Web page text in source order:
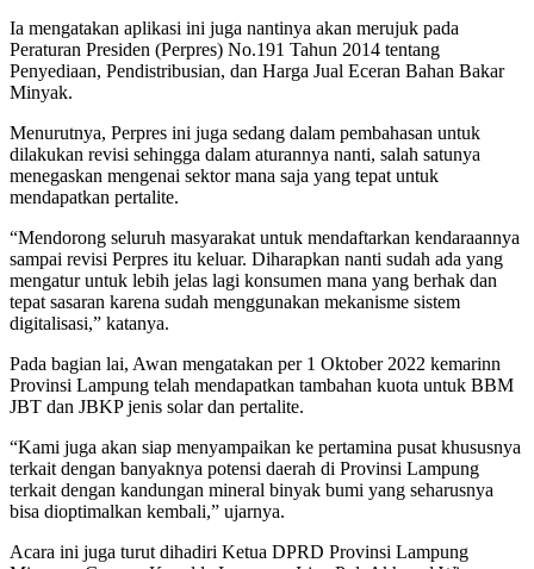
Ia mengatakan aplikasi ini juga nantinya akan merujuk pada
Peraturan Presiden (Perpres) No.191 Tahun 2014 tentang
Penyediaan, Pendistribusian, dan Harga Jual Eceran Bahan Bakar
Minyak.
Menurutnya, Perpres ini juga sedang dalam pembahasan untuk
dilakukan revisi sehingga dalam aturannya nanti, salah satunya
menegaskan mengenai sektor mana saja yang tepat untuk
mendapatkan pertalite.
“Mendorong seluruh masyarakat untuk mendaftarkan kendaraannya
sampai revisi Perpres itu keluar. Diharapkan nanti sudah ada yang
mengatur untuk lebih jelas lagi konsumen mana yang berhak dan
tepat sasaran karena sudah menggunakan mekanisme sistem
digitalisasi,” katanya.
Pada bagian lai, Awan mengatakan per 1 Oktober 2022 kemarinn
Provinsi Lampung telah mendapatkan tambahan kuota untuk BBM
JBT dan JBKP jenis solar dan pertalite.
“Kami juga akan siap menyampaikan ke pertamina pusat khususnya
terkait dengan banyaknya potensi daerah di Provinsi Lampung
terkait dengan kandungan mineral binyak bumi yang seharusnya
bisa dioptimalkan kembali,” ujarnya.
Acara ini juga turut dihadiri Ketua DPRD Provinsi Lampung